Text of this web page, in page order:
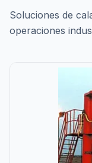
Soluciones de
operaciones